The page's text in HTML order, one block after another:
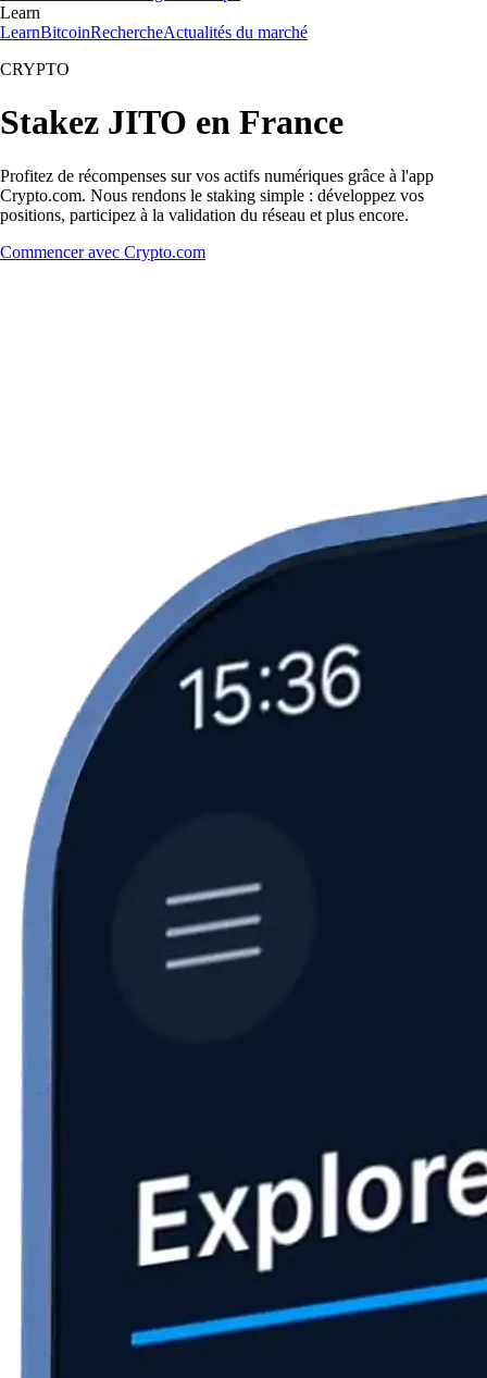
Learn
LearnBitcoinRechercheActualités du marché
CRYPTO
Stakez JITO en France
Profitez de récompenses sur vos actifs numériques grâce à l'app
Crypto.com. Nous rendons le staking simple : développez vos
positions, participez à la validation du réseau et plus encore.
Commencer avec Crypto.com